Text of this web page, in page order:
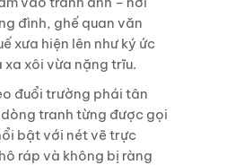
đình, ghế quan văn
xưa hiện lên như ký ức
xôi vừa nặng trĩu.
đuổi trường phái tân
tranh từng được gọi
bật với nét vẽ trực
ráp và không bị ràng